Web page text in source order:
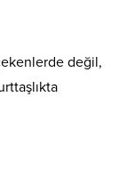
değil,